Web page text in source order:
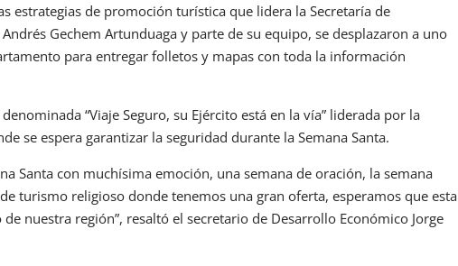
estrategias de promoción turística que lidera la Secretaría de
Gechem Artunduaga y parte de su equipo, se desplazaron a uno
para entregar folletos y mapas con toda la información
“Viaje Seguro, su Ejército está en la vía” liderada por la
se espera garantizar la seguridad durante la Semana Santa.
Santa con muchísima emoción, una semana de oración, la semana
turismo religioso donde tenemos una gran oferta, esperamos que esta
nuestra región”, resaltó el secretario de Desarrollo Económico Jorge